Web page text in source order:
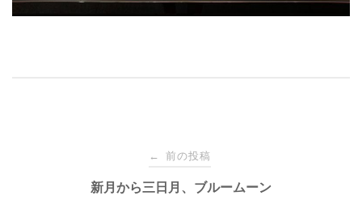
← 前の投稿
新月から三日月、ブルームーン